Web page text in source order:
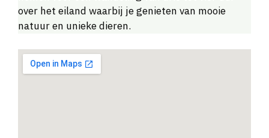
over het eiland waarbij je genieten van mooie
natuur en unieke dieren.